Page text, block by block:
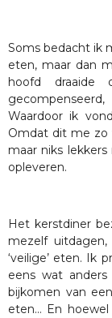
Soms bedacht ik
eten, maar dan
hoofd
Waardoor ik
Omdat dit me zo
maar niks
opleveren.
Het kerstdiner
mezelf
‘veilige’ eten. Ik
eens wat
bijkomen van
eten… En